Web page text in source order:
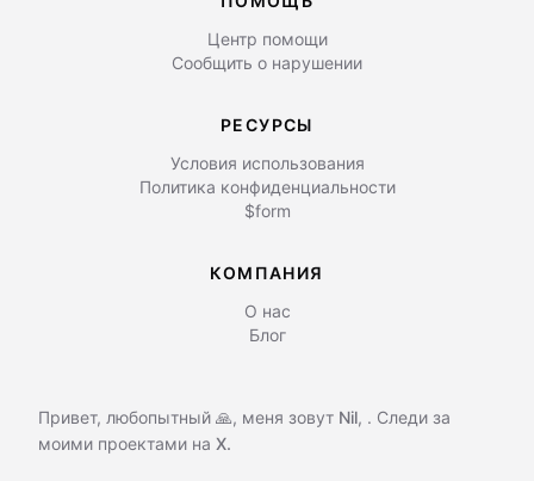
Центр помощи
Сообщить о нарушении
РЕСУРСЫ
Условия использования
Политика конфиденциальности
$form
КОМПАНИЯ
О нас
Блог
Привет, любопытный 🙏, меня зовут Nil, . Следи за
моими проектами на X.